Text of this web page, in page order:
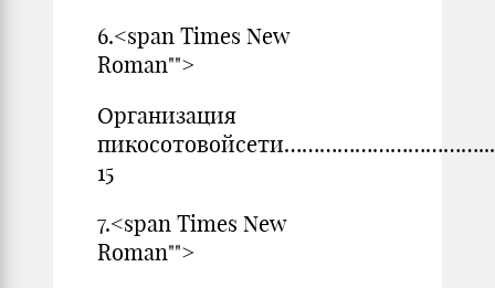
6.<span Times New
Roman"">
Организация
15
7.<span Times New
Roman"">